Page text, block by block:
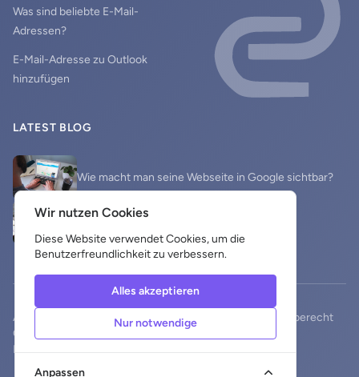
Was sind beliebte E-Mail-
Adressen?
E-Mail-Adresse zu Outlook
hinzufügen
LATEST BLOG
Wie macht man seine Webseite in Google sichtbar?
Website und Social Media
Allgemeine GeschäftsbedingungenDatenschutz
Rückgaberecht
Cookie
Powered byTemblit
Wir nutzen Cookies
Diese Website verwendet Cookies, um die
Benutzerfreundlichkeit zu verbessern.
Alles akzeptieren
Nur notwendige
Anpassen